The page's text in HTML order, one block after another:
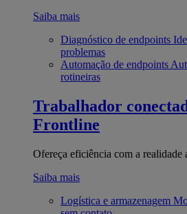
Saiba mais
Diagnóstico de endpoints
problemas
Automação de endpoints
rotineiras
Trabalhador
Frontline
Ofereça eficiência com a realidade
Saiba mais
Logística e armazenagem